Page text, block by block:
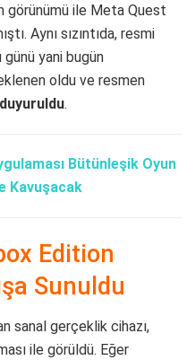
görünümü ile Meta Quest
Aynı sızıntıda, resmi
günü yani bugün
oldu ve resmen
.
Bütünleşik Oyun
Kavuşacak
Edition
Sunuldu
sanal gerçeklik cihazı,
ile görüldü. Eğer